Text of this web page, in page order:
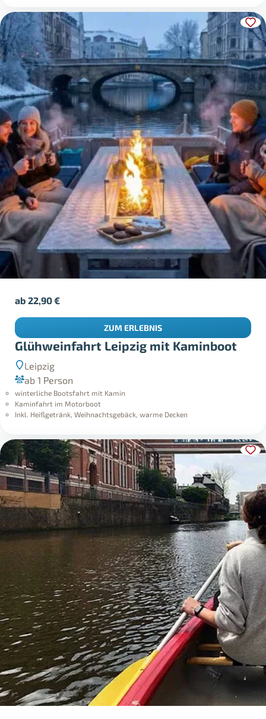
Glühweinfahrt Leipzig mit Kaminboot
Leipzig
ab 1 Person
winterliche Bootsfahrt mit Kamin
Kaminfahrt im Motorboot
Inkl. Heißgetränk, Weihnachtsgebäck, warme Decken
ab22,90€
ZUM ERLEBNIS